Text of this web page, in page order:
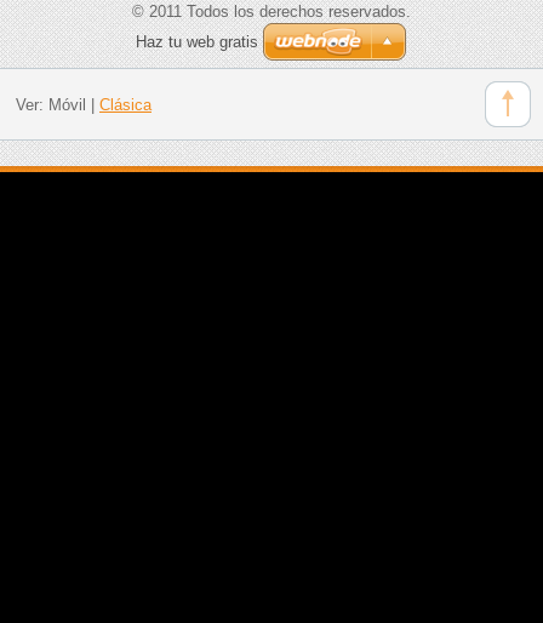
© 2011 Todos los derechos reservados.
Haz tu web gratis
Ver: Móvil Clásica